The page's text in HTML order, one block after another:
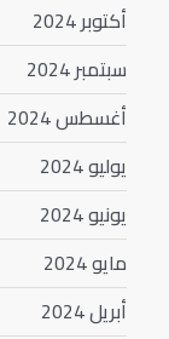
أكتوبر 2024
سبتمبر 2024
أغسطس 2024
يوليو 2024
يونيو 2024
مايو 2024
أبريل 2024